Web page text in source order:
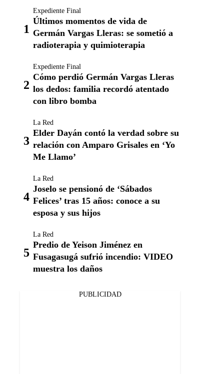
Expediente Final
Últimos momentos de vida de
Germán Vargas Lleras: se sometió a
radioterapia y quimioterapia
Expediente Final
Cómo perdió Germán Vargas Lleras
los dedos: familia recordó atentado
con libro bomba
La Red
Elder Dayán contó la verdad sobre su
relación con Amparo Grisales en ‘Yo
Me Llamo’
La Red
Joselo se pensionó de ‘Sábados
Felices’ tras 15 años: conoce a su
esposa y sus hijos
La Red
Predio de Yeison Jiménez en
Fusagasugá sufrió incendio: VIDEO
muestra los daños
PUBLICIDAD